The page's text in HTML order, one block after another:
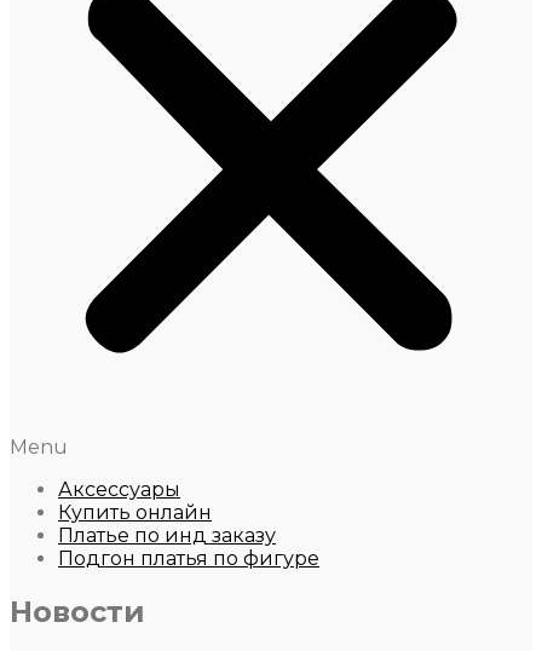
Menu
Аксессуары
Купить онлайн
Платье по инд заказу
Подгон платья по фигуре
Новости